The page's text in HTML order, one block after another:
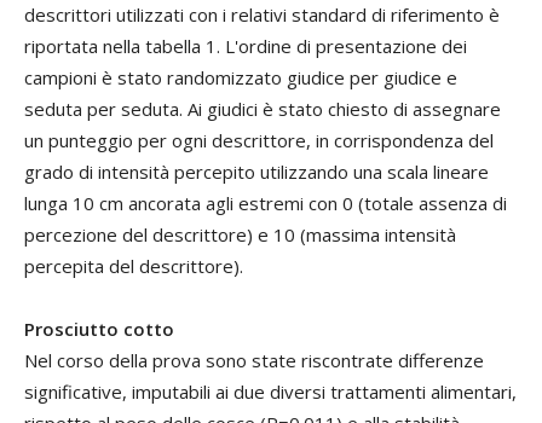
descrittori utilizzati con i relativi standard di riferimento è
riportata nella tabella 1. L'ordine di presentazione dei
campioni è stato randomizzato giudice per giudice e
seduta per seduta. Ai giudici è stato chiesto di assegnare
un punteggio per ogni descrittore, in corrispondenza del
grado di intensità percepito utilizzando una scala lineare
lunga 10 cm ancorata agli estremi con 0 (totale assenza di
percezione del descrittore) e 10 (massima intensità
percepita del descrittore).
Prosciutto cotto
Nel corso della prova sono state riscontrate differenze
significative, imputabili ai due diversi trattamenti alimentari,